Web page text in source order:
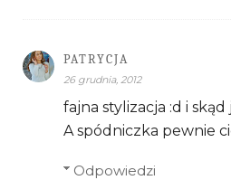
PATRYCJA
26 grudnia, 2012
fajna stylizacja :d i
A spódniczka pewnie
Odpowiedzi